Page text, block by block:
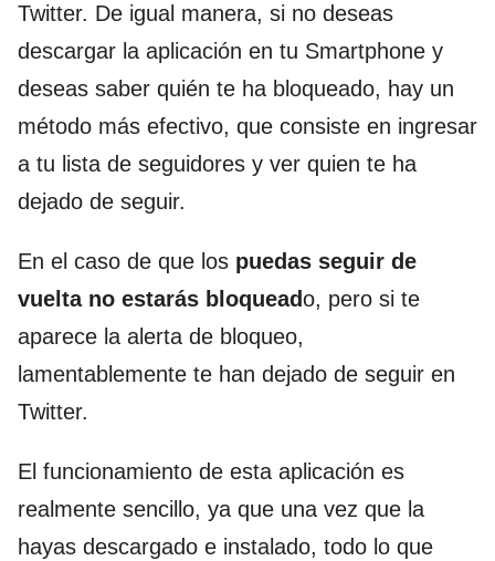
Twitter. De igual manera, si no deseas
descargar la aplicación en tu Smartphone y
deseas saber quién te ha bloqueado, hay un
método más efectivo, que consiste en ingresar
a tu lista de seguidores y ver quien te ha
dejado de seguir.
En el caso de que los puedas seguir de
vuelta no estarás bloqueado, pero si te
aparece la alerta de bloqueo,
lamentablemente te han dejado de seguir en
Twitter.
El funcionamiento de esta aplicación es
realmente sencillo, ya que una vez que la
hayas descargado e instalado, todo lo que